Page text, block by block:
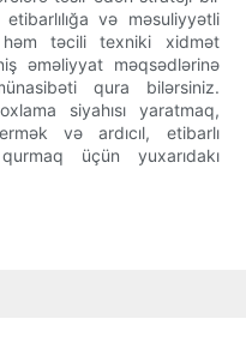
və məsuliyyətli
təcili texniki xidmət
əməliyyat məqsədlərinə
qura bilərsiniz.
siyahısı yaratmaq,
və ardıcıl, etibarlı
üçün yuxarıdakı